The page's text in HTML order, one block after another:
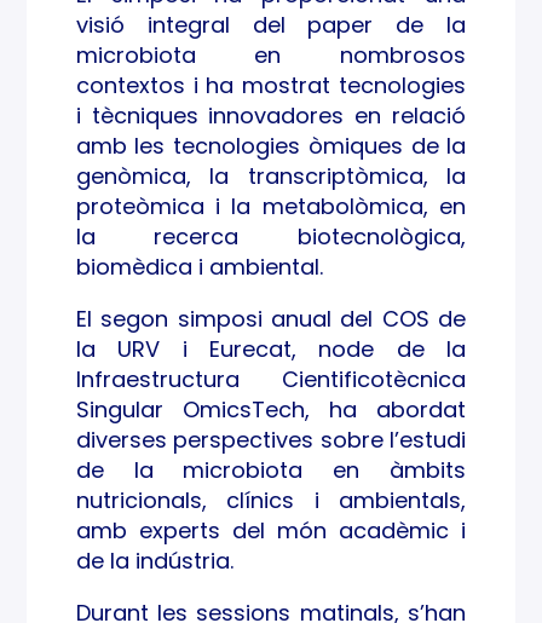
visió integral del paper de la
microbiota en nombrosos
contextos i ha mostrat tecnologies
i tècniques innovadores en relació
amb les tecnologies òmiques de la
genòmica, la transcriptòmica, la
proteòmica i la metabolòmica, en
la recerca biotecnològica,
biomèdica i ambiental.
El segon simposi anual del COS de
la URV i Eurecat, node de la
Infraestructura Cientificotècnica
Singular OmicsTech, ha abordat
diverses perspectives sobre l’estudi
de la microbiota en àmbits
nutricionals, clínics i ambientals,
amb experts del món acadèmic i
de la indústria.
Durant les sessions matinals, s’han